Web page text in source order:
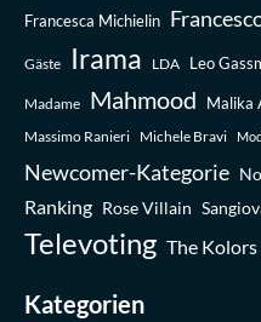
Francesca Michielin
Gäste Irama LDA Leo
Madame Mahmood Malika
Massimo Ranieri Michele Bravi
Newcomer-Kategorie
Ranking Rose Villain
Televoting The Kolors
Kategorien